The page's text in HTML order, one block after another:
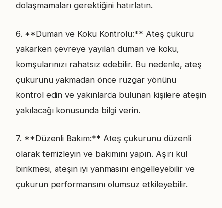
dolaşmamaları gerektiğini hatırlatın.
6. **Duman ve Koku Kontrolü:** Ateş çukuru
yakarken çevreye yayılan duman ve koku,
komşularınızı rahatsız edebilir. Bu nedenle, ateş
çukurunu yakmadan önce rüzgar yönünü
kontrol edin ve yakınlarda bulunan kişilere ateşin
yakılacağı konusunda bilgi verin.
7. **Düzenli Bakım:** Ateş çukurunu düzenli
olarak temizleyin ve bakımını yapın. Aşırı kül
birikmesi, ateşin iyi yanmasını engelleyebilir ve
çukurun performansını olumsuz etkileyebilir.